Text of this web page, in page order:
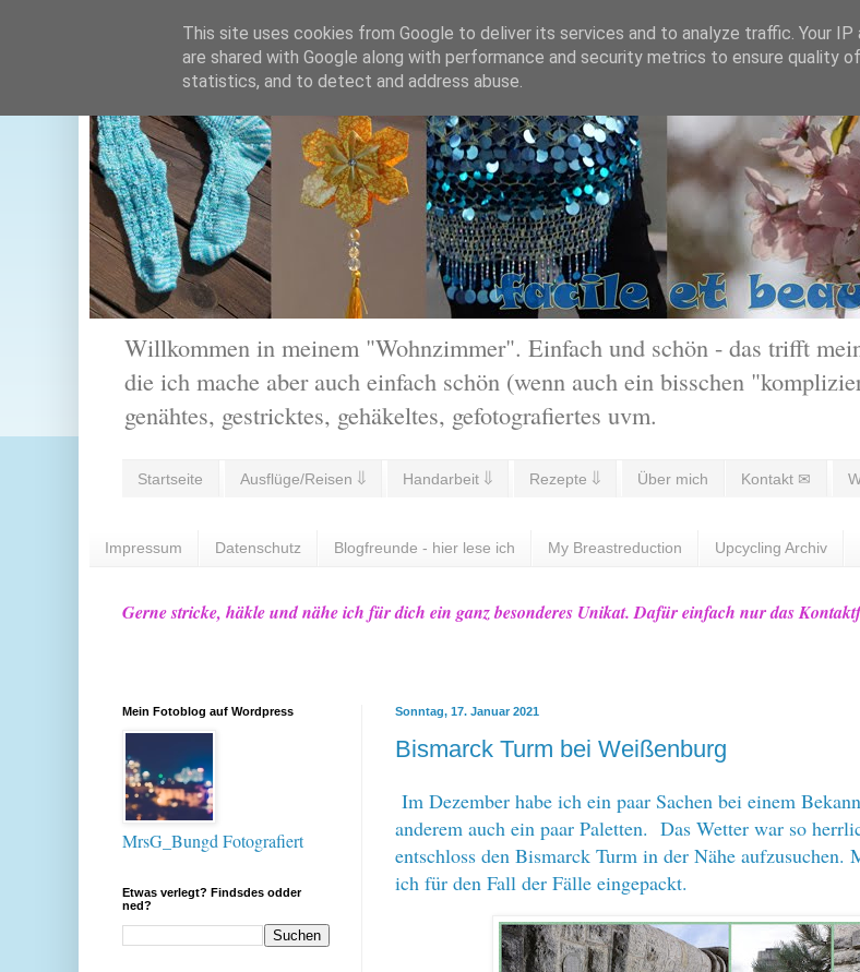
Willkommen in meinem "Wohnzimmer". Einfach und schön - das trifft
die ich mache aber auch einfach schön (wenn auch ein bisschen
genähtes, gestricktes, gehäkeltes, gefotografiertes uvm.
Startseite Ausflüge/Reisen ⇓ Handarbeit ⇓ Rezepte ⇓ Über mich Kontakt ✉
Impressum Datenschutz Blogfreunde - hier lese ich My Breastreduction Upcycling Archiv
Gerne stricke, häkle und nähe ich für dich ein ganz besonderes Unikat. Dafür einfach nur das
Sonntag, 17. Januar 2021
Bismarck Turm bei Weißenburg
Im Dezember habe ich ein paar Sachen bei einem
anderem auch ein paar Paletten. Das Wetter war so
entschloss den Bismarck Turm in der Nähe aufzusuchen.
ich für den Fall der Fälle eingepackt.
Mein Fotoblog auf Wordpress
MrsG_Bungd Fotografiert
Etwas verlegt? Findsdes odder
ned?
This site uses cookies from Google to deliver its services and to analyze traffic. Your IP
are shared with Google along with performance and security metrics to ensure quality
statistics, and to detect and address abuse.